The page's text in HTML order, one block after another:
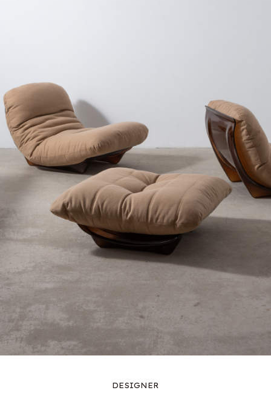
DESIGNER